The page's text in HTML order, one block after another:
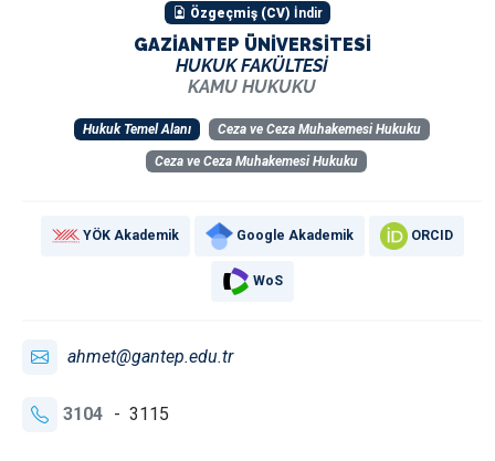
Özgeçmiş (CV) İndir
GAZİANTEP ÜNİVERSİTESİ
HUKUK FAKÜLTESİ
KAMU HUKUKU
Hukuk Temel Alanı Ceza ve Ceza Muhakemesi Hukuku
Ceza ve Ceza Muhakemesi Hukuku
YÖK Akademik Google Akademik ORCID
WoS
ahmet@gantep.edu.tr
3104 - 3115